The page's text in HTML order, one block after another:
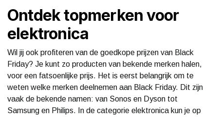
Ontdek topmerken voor
elektronica
Wil jij ook profiteren van de goedkope prijzen van Black
Friday? Je kunt zo producten van bekende merken halen,
voor een fatsoenlijke prijs. Het is eerst belangrijk om te
weten welke merken deelnemen aan Black Friday. Dit zijn
vaak de bekende namen: van Sonos en Dyson tot
Samsung en Philips. In de categorie elektronica kun je op